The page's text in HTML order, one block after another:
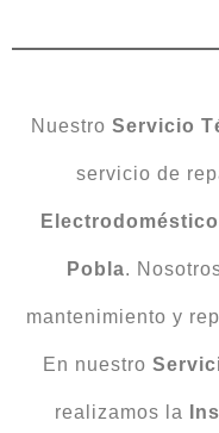
Nuestro Servicio
servicio de
Pobla.
mantenimiento y
En nuestro
realizamos la